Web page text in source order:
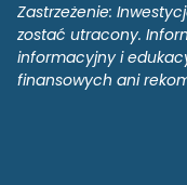
Zastrzeżenie:
zostać utracony.
informacyjny i
finansowych ani